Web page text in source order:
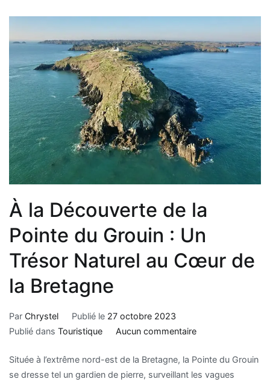
À la Découverte de la
Pointe du Grouin : Un
Trésor Naturel au Cœur de
la Bretagne
Par Chrystel Publié le 27 octobre 2023
Publié dans Touristique Aucun commentaire
Située à l’extrême nord-est de la Bretagne, la Pointe du Grouin
se dresse tel un gardien de pierre, surveillant les vagues